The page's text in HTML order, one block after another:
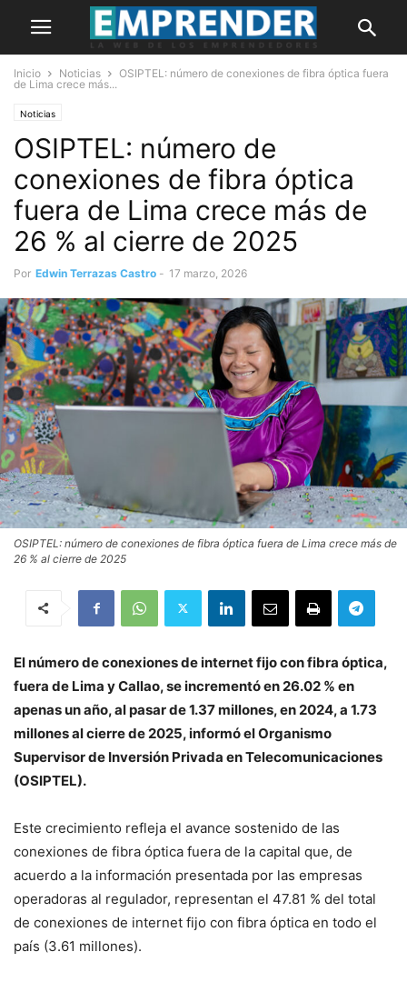
Inicio Noticias
OSIPTEL: número de conexiones de fibra óptica fuera
de Lima crece más...
Noticias
OSIPTEL: número de
conexiones de fibra óptica
fuera de Lima crece más de
26 % al cierre de 2025
Por Edwin Terrazas Castro - 17 marzo, 2026
OSIPTEL: número de conexiones de fibra óptica fuera de Lima crece más de
26 % al cierre de 2025
El número de conexiones de internet fijo con fibra óptica,
fuera de Lima y Callao, se incrementó en 26.02 % en
apenas un año, al pasar de 1.37 millones, en 2024, a 1.73
millones al cierre de 2025, informó el Organismo
Supervisor de Inversión Privada en Telecomunicaciones
(OSIPTEL).
Este crecimiento refleja el avance sostenido de las
conexiones de fibra óptica fuera de la capital que, de
acuerdo a la información presentada por las empresas
operadoras al regulador, representan el 47.81 % del total
de conexiones de internet fijo con fibra óptica en todo el
país (3.61 millones).